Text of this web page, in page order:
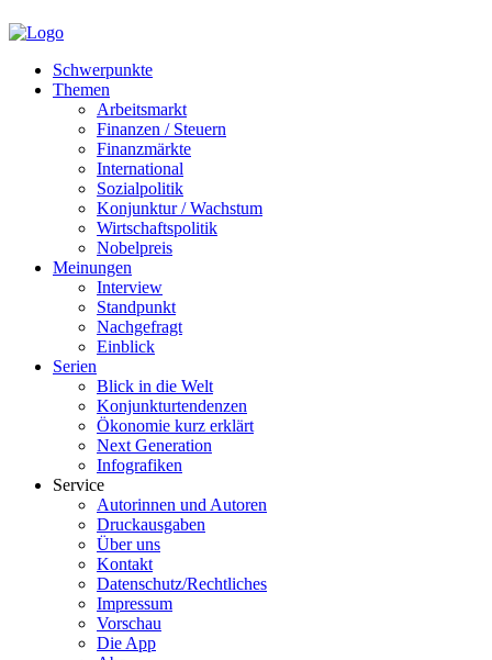
Schwerpunkte
Themen
Arbeitsmarkt
Finanzen / Steuern
Finanzmärkte
International
Sozialpolitik
Konjunktur / Wachstum
Wirtschaftspolitik
Nobelpreis
Meinungen
Interview
Standpunkt
Nachgefragt
Einblick
Serien
Blick in die Welt
Konjunkturtendenzen
Ökonomie kurz erklärt
Next Generation
Infografiken
Service
Autorinnen und Autoren
Druckausgaben
Über uns
Kontakt
Datenschutz/Rechtliches
Impressum
Vorschau
Die App